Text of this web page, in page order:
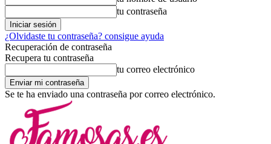
tu contraseña
¿Olvidaste tu contraseña? consigue ayuda
Recuperación de contraseña
Recupera tu contraseña
tu correo electrónico
Se te ha enviado una contraseña por correo electrónico.